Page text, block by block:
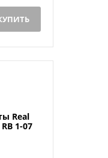
Real
1-07